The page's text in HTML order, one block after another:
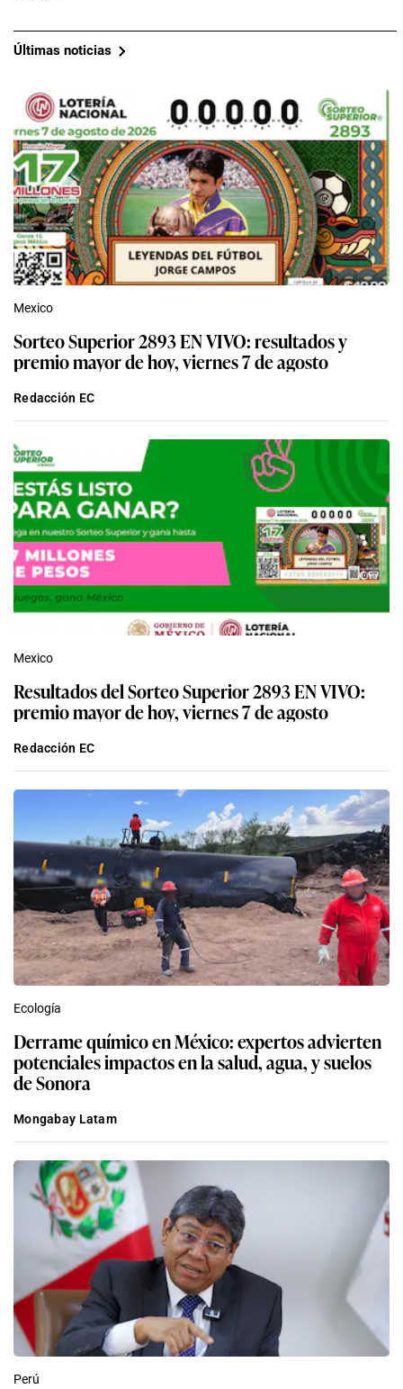
Últimas noticias
Mexico
Sorteo Superior 2893 EN VIVO: resultados y
premio mayor de hoy, viernes 7 de agosto
Redacción EC
Mexico
Resultados del Sorteo Superior 2893 EN VIVO:
premio mayor de hoy, viernes 7 de agosto
Redacción EC
Ecología
Derrame químico en México: expertos advierten
potenciales impactos en la salud, agua, y suelos
de Sonora
Mongabay Latam
Perú